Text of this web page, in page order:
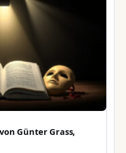
Günter Grass,